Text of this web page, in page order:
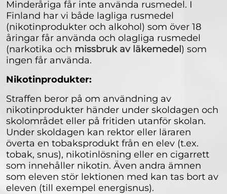
Minderåriga får inte använda rusmedel. I
Finland har vi både lagliga rusmedel
(nikotinprodukter och alkohol) som över 18
åringar får använda och olagliga rusmedel
(narkotika och missbruk av läkemedel) som
ingen får använda.
Nikotinprodukter:
Straffen beror på om användning av
nikotinprodukter händer under skoldagen och
skolområdet eller på fritiden utanför skolan.
Under skoldagen kan rektor eller läraren
överta en tobaksprodukt från en elev (t.ex.
tobak, snus), nikotinlösning eller en cigarrett
som innehåller nikotin. Även andra ämnen
som eleven stör lektionen med kan tas bort av
eleven (till exempel energisnus).